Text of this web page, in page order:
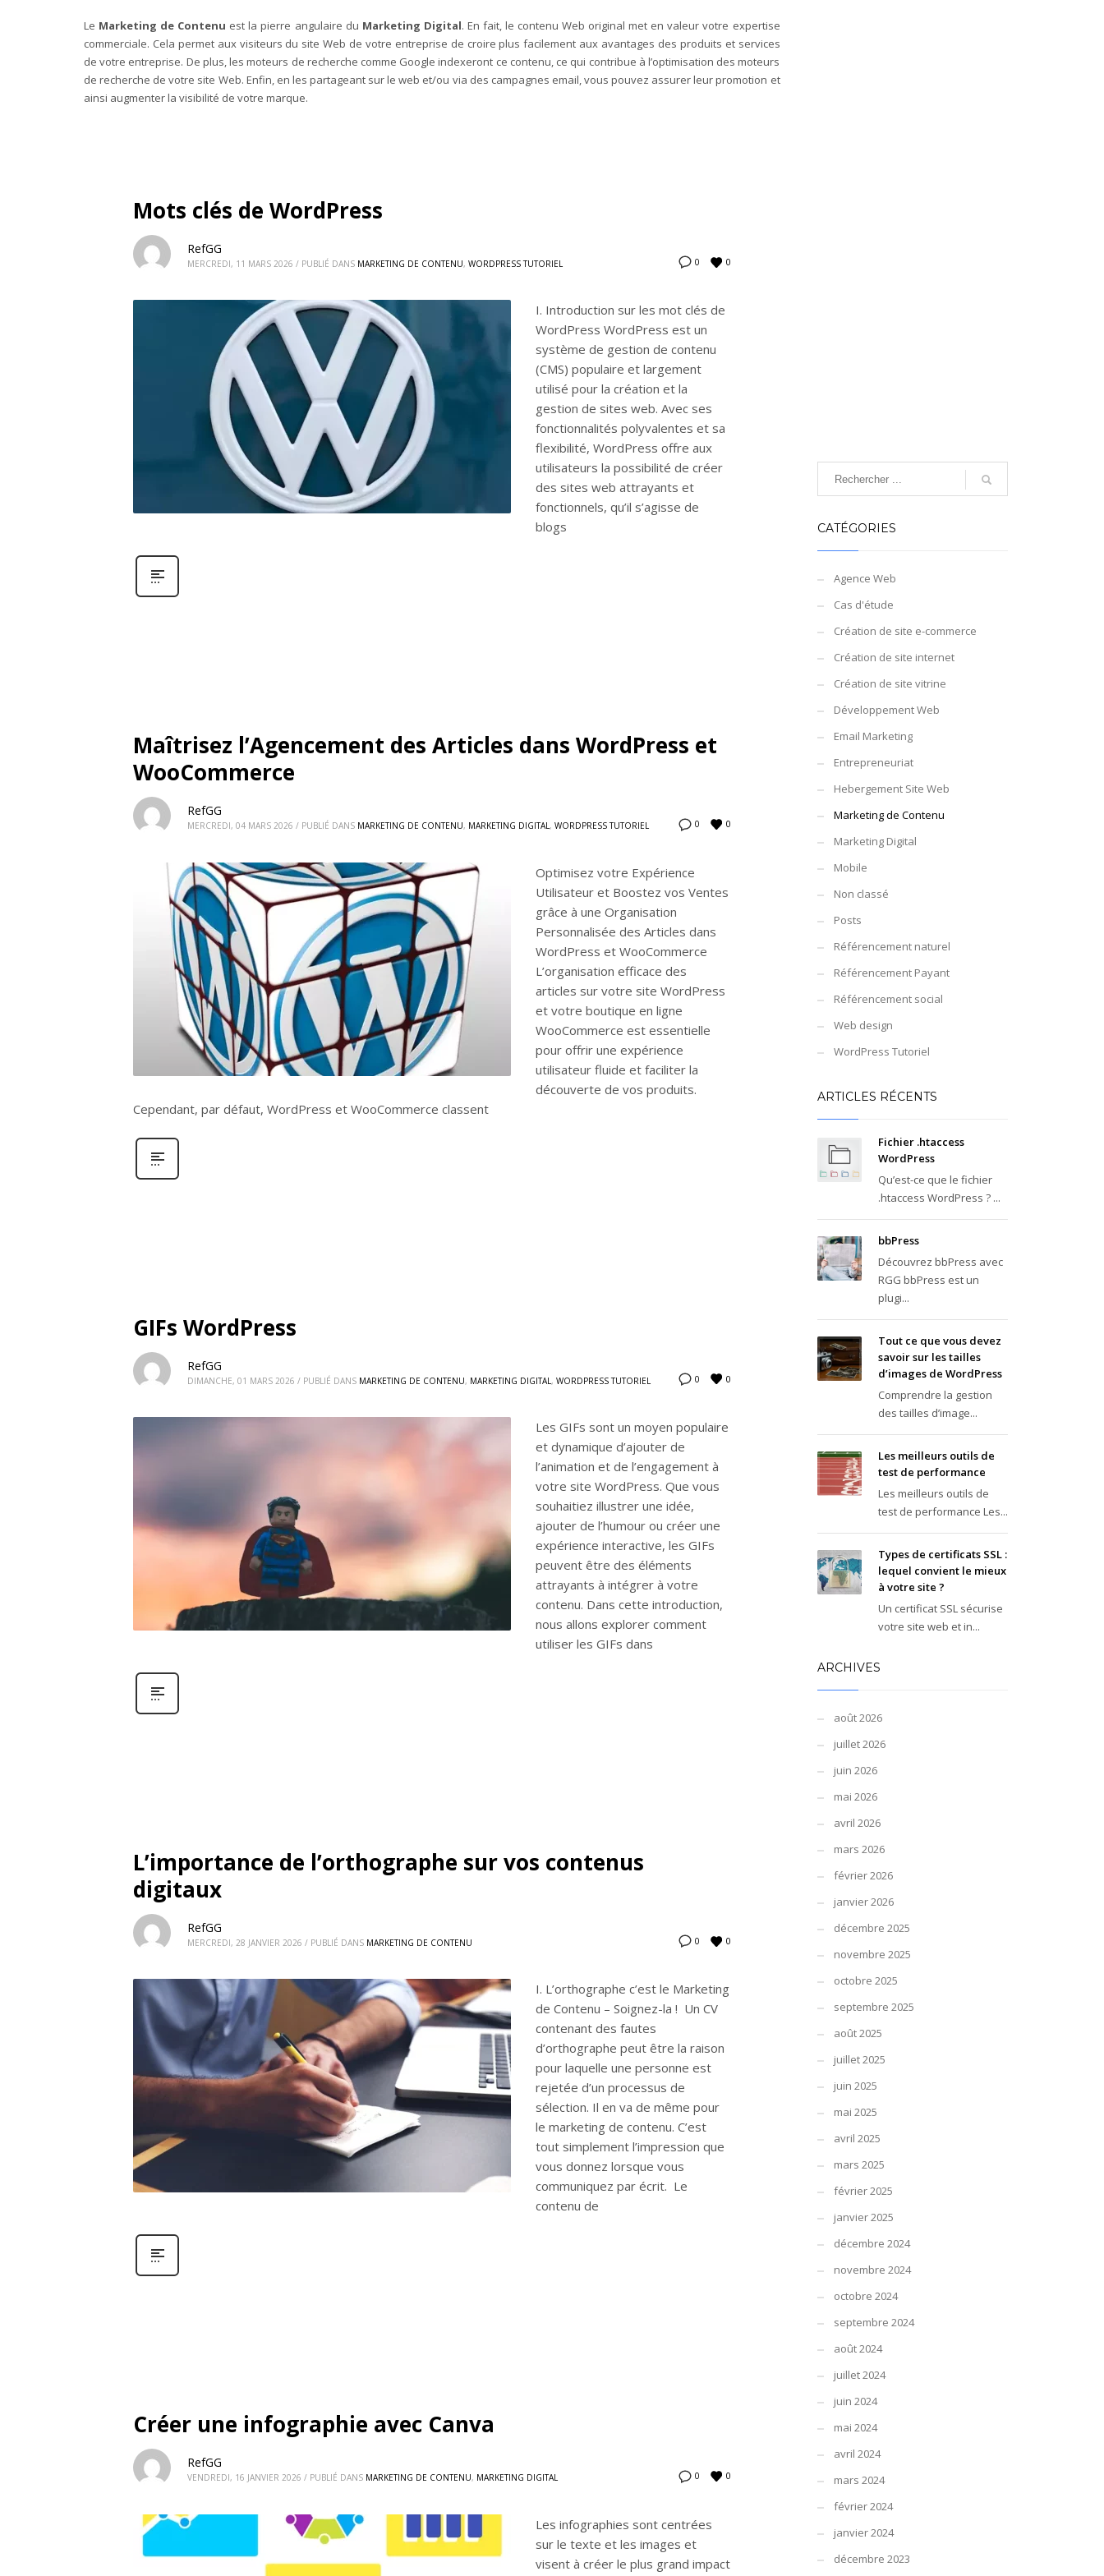
Le Marketing de Contenu est la pierre angulaire du Marketing Digital. En fait, le contenu Web original met en valeur votre expertise
commerciale. Cela permet aux visiteurs du site Web de votre entreprise de croire plus facilement aux avantages des produits et services
de votre entreprise. De plus, les moteurs de recherche comme Google indexeront ce contenu, ce qui contribue à l’optimisation des moteurs
de recherche de votre site Web. Enfin, en les partageant sur le web et/ou via des campagnes email, vous pouvez assurer leur promotion et
ainsi augmenter la visibilité de votre marque.
Mots clés de WordPress
0 0
RefGG
MERCREDI, 11 MARS 2026 / PUBLIÉ DANS MARKETING DE CONTENU, WORDPRESS TUTORIEL
I. Introduction sur les mot clés de
WordPress WordPress est un
système de gestion de contenu
(CMS) populaire et largement
utilisé pour la création et la
gestion de sites web. Avec ses
fonctionnalités polyvalentes et sa
flexibilité, WordPress offre aux
utilisateurs la possibilité de créer
des sites web attrayants et
fonctionnels, qu’il s’agisse de
blogs
Maîtrisez l’Agencement des Articles dans WordPress et
WooCommerce
0 0
RefGG
MERCREDI, 04 MARS 2026 / PUBLIÉ DANS MARKETING DE CONTENU, MARKETING DIGITAL, WORDPRESS TUTORIEL
Optimisez votre Expérience
Utilisateur et Boostez vos Ventes
grâce à une Organisation
Personnalisée des Articles dans
WordPress et WooCommerce
L’organisation efficace des
articles sur votre site WordPress
et votre boutique en ligne
WooCommerce est essentielle
pour offrir une expérience
utilisateur fluide et faciliter la
découverte de vos produits.
Cependant, par défaut, WordPress et WooCommerce classent
GIFs WordPress
0 0
RefGG
DIMANCHE, 01 MARS 2026 / PUBLIÉ DANS MARKETING DE CONTENU, MARKETING DIGITAL , WORDPRESS TUTORIEL
Les GIFs sont un moyen populaire
et dynamique d’ajouter de
l’animation et de l’engagement à
votre site WordPress. Que vous
souhaitiez illustrer une idée,
ajouter de l’humour ou créer une
expérience interactive, les GIFs
peuvent être des éléments
attrayants à intégrer à votre
contenu. Dans cette introduction,
nous allons explorer comment
utiliser les GIFs dans
L’importance de l’orthographe sur vos contenus
digitaux
0 0
RefGG
MERCREDI, 28 JANVIER 2026 / PUBLIÉ DANS MARKETING DE CONTENU
I. L’orthographe c’est le Marketing
de Contenu – Soignez-la ! Un CV
contenant des fautes
d’orthographe peut être la raison
pour laquelle une personne est
rejetée d’un processus de
sélection. Il en va de même pour
le marketing de contenu. C’est
tout simplement l’impression que
vous donnez lorsque vous
communiquez par écrit. Le
contenu de
Créer une infographie avec Canva
0 0
RefGG
VENDREDI, 16 JANVIER 2026 / PUBLIÉ DANS MARKETING DE CONTENU, MARKETING DIGITAL
Les infographies sont centrées
sur le texte et les images et
visent à créer le plus grand impact
CATÉGORIES
Agence Web
Cas d'étude
Création de site e-commerce
Création de site internet
Création de site vitrine
Développement Web
Email Marketing
Entrepreneuriat
Hebergement Site Web
Marketing de Contenu
Marketing Digital
Mobile
Non classé
Posts
Référencement naturel
Référencement Payant
Référencement social
Web design
WordPress Tutoriel
ARTICLES RÉCENTS
Fichier .htaccess
WordPress
Qu’est-ce que le fichier
.htaccess WordPress ? ...
bbPress
Découvrez bbPress avec
RGG bbPress est un
plugi...
Tout ce que vous devez
savoir sur les tailles
d’images de WordPress
Comprendre la gestion
des tailles d’image...
Les meilleurs outils de
test de performance
Les meilleurs outils de
test de performance Les...
Types de certificats SSL :
lequel convient le mieux
à votre site ?
Un certificat SSL sécurise
votre site web et in...
ARCHIVES
août 2026
juillet 2026
juin 2026
mai 2026
avril 2026
mars 2026
février 2026
janvier 2026
décembre 2025
novembre 2025
octobre 2025
septembre 2025
août 2025
juillet 2025
juin 2025
mai 2025
avril 2025
mars 2025
février 2025
janvier 2025
décembre 2024
novembre 2024
octobre 2024
septembre 2024
août 2024
juillet 2024
juin 2024
mai 2024
avril 2024
mars 2024
février 2024
janvier 2024
décembre 2023